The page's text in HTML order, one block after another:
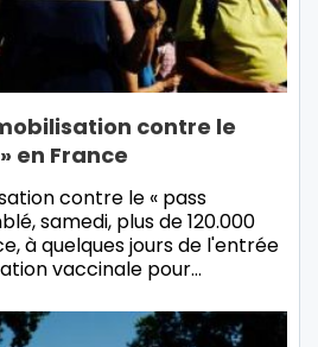
contre le
en France
contre le « pass
samedi, plus de 120.000
à quelques jours de l'entrée
vaccinale pour…